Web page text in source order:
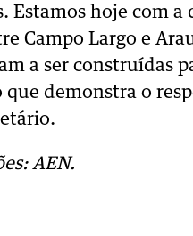
Estamos hoje com
Campo Largo e
a ser construídas
demonstra o
AEN.